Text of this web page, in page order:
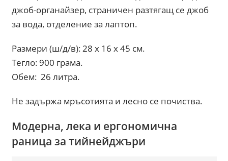
джоб-органайзер, страничен разтягащ се джоб
за вода, отделение за лаптоп.
Размери (ш/д/в): 28 x 16 x 45 см.
Тегло: 900 грама.
Обем: 26 литра.
Не задържа мръсотията и лесно се почиства.
Модерна, лека и ергономична
раница за тийнейджъри